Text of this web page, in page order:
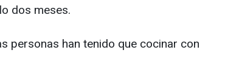
dos meses.
personas han tenido que cocinar con